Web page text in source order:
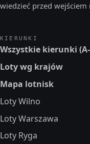
wiedzieć przed wejściem
KIERUNKI
Wszystkie kierunki
Loty wg krajów
Mapa lotnisk
Loty Wilno
Loty Warszawa
Loty Ryga